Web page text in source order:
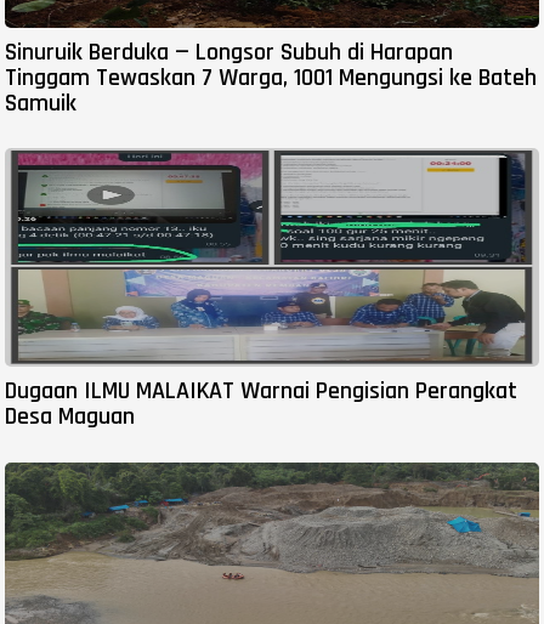
Sinuruik Berduka — Longsor Subuh di Harapan
Tinggam Tewaskan 7 Warga, 1001 Mengungsi ke Bateh
Samuik
Dugaan ILMU MALAIKAT Warnai Pengisian Perangkat
Desa Maguan